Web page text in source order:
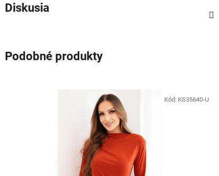
Diskusia
Podobné produkty
Kód: KS35640-U